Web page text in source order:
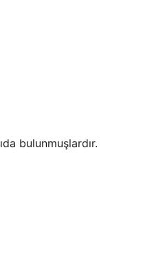
bulunmuşlardır.